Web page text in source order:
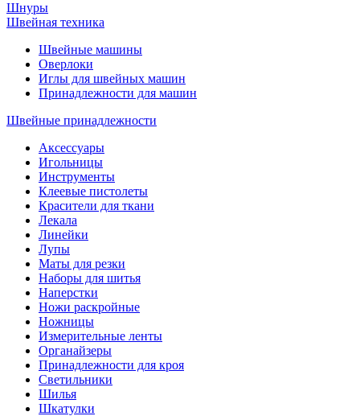
Шнуры
Швейная техника
Швейные машины
Оверлоки
Иглы для швейных машин
Принадлежности для машин
Швейные принадлежности
Аксессуары
Игольницы
Инструменты
Клеевые пистолеты
Красители для ткани
Лекала
Линейки
Лупы
Маты для резки
Наборы для шитья
Наперстки
Ножи раскройные
Ножницы
Измерительные ленты
Органайзеры
Принадлежности для кроя
Светильники
Шилья
Шкатулки